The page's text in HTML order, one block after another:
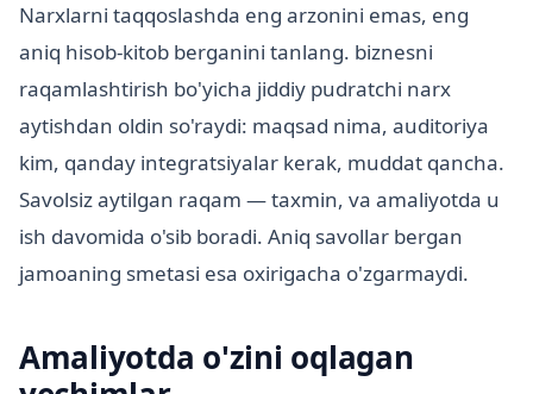
Narxlarni taqqoslashda eng arzonini emas, eng
aniq hisob-kitob berganini tanlang. biznesni
raqamlashtirish bo'yicha jiddiy pudratchi narx
aytishdan oldin so'raydi: maqsad nima, auditoriya
kim, qanday integratsiyalar kerak, muddat qancha.
Savolsiz aytilgan raqam — taxmin, va amaliyotda u
ish davomida o'sib boradi. Aniq savollar bergan
jamoaning smetasi esa oxirigacha o'zgarmaydi.
Amaliyotda o'zini oqlagan